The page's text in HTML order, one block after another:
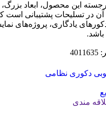
این محصول، ابعاد
در تسلیحات پشتیبانی است
یادگاری، پروژه‌های
مندی